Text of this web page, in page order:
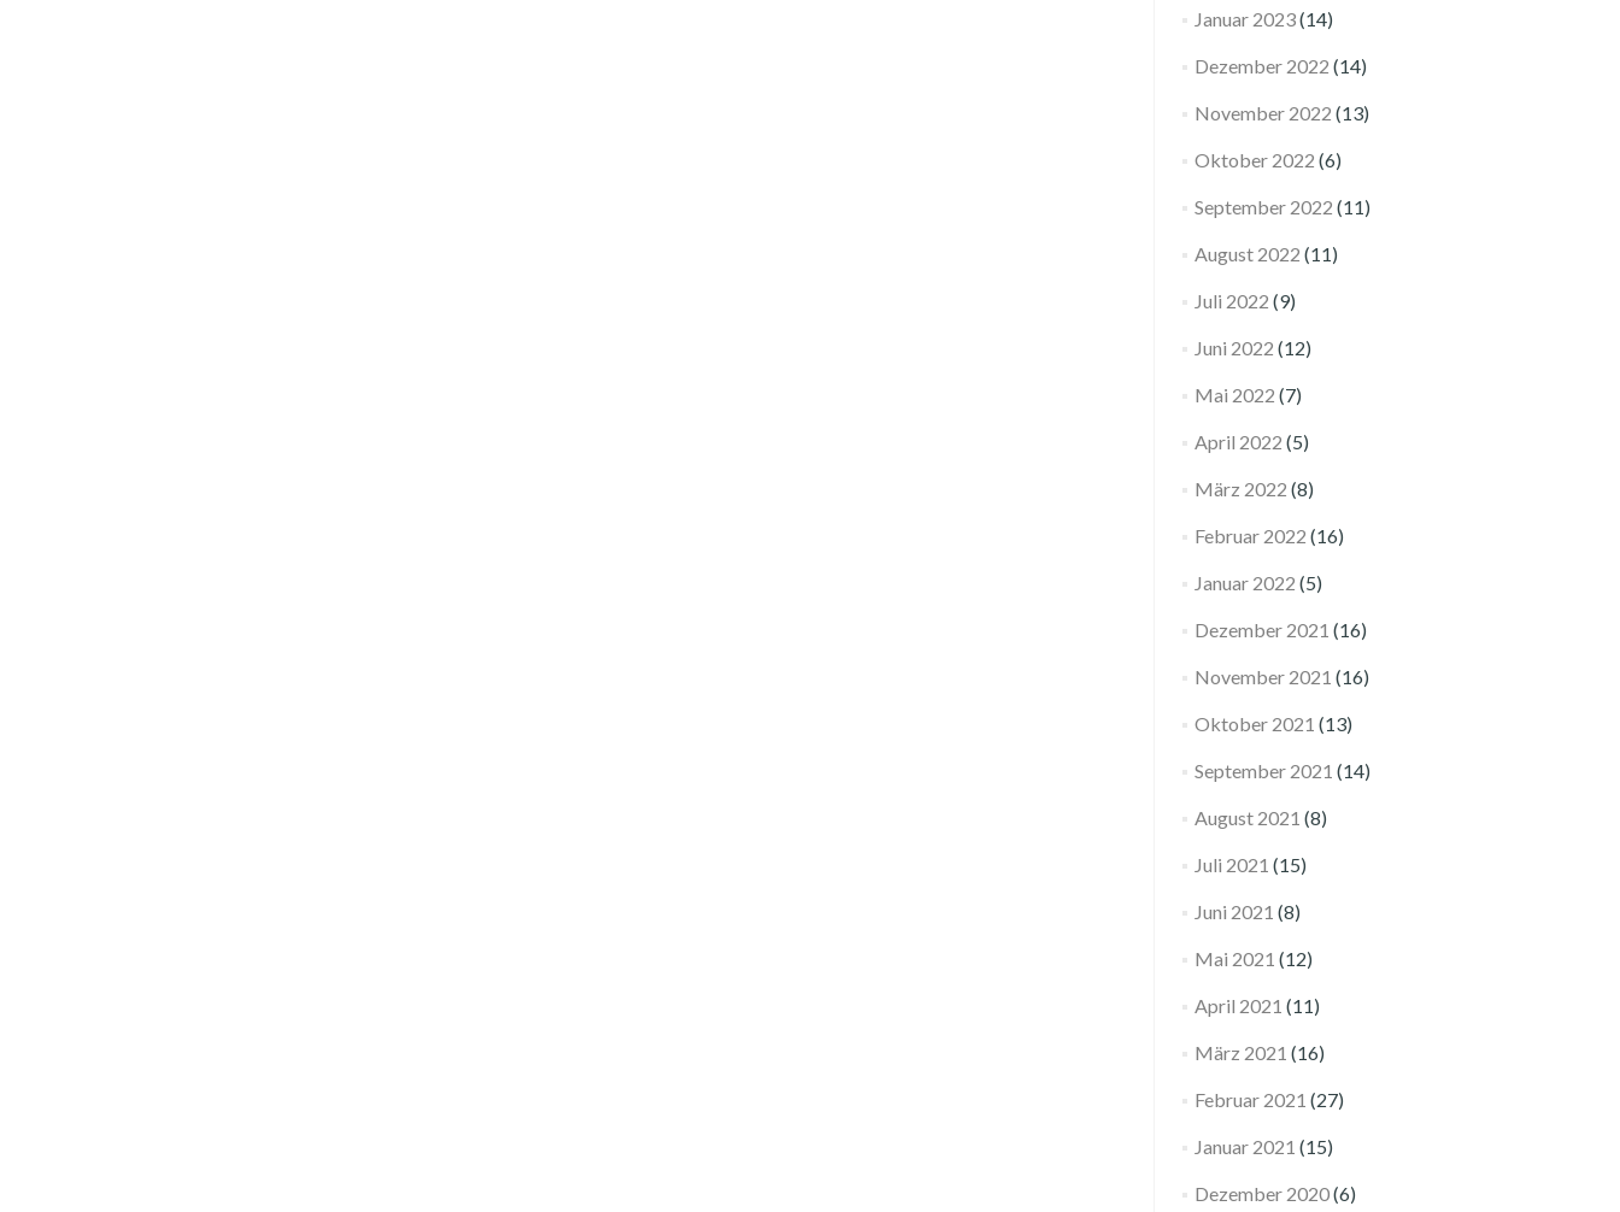
Januar 2023(14)
Dezember 2022 (14)
November 2022 (13)
Oktober 2022 (6)
September 2022 (11)
August 2022 (11)
Juli 2022 (9)
Juni 2022 (12)
Mai 2022 (7)
April 2022 (5)
März 2022 (8)
Februar 2022 (16)
Januar 2022 (5)
Dezember 2021 (16)
November 2021 (16)
Oktober 2021 (13)
September 2021 (14)
August 2021 (8)
Juli 2021 (15)
Juni 2021 (8)
Mai 2021 (12)
April 2021 (11)
März 2021 (16)
Februar 2021 (27)
Januar 2021 (15)
Dezember 2020(6)